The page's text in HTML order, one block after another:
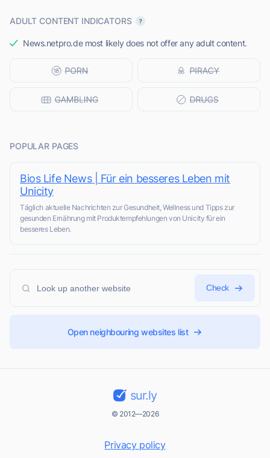
ADULT CONTENT INDICATORS
News.netpro.de most likely does not offer any adult content.
POPULAR PAGES
Bios Life News | Für ein besseres Leben mit
Unicity
Täglich aktuelle Nachrichten zur Gesundheit, Wellness und Tipps zur
gesunden Ernährung mit Produktempfehlungen von Unicity für ein
besseres Leben.
Check
Open neighbouring websites list
sur.ly
© 2012—2026
Privacy policy